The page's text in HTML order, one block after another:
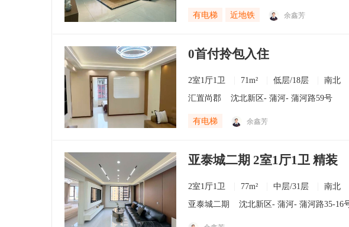
有电梯 近地铁 余鑫芳
0首付拎包入住
2室1厅1卫 71m² 低层/18层 南北
汇置尚郡
沈北新区- 蒲河- 蒲河路59号
有电梯 余鑫芳
亚泰城二期 2室1厅1卫 精装
2室1厅1卫 77m² 中层/31层 南北
亚泰城二期
沈北新区- 蒲河- 蒲河路35-16